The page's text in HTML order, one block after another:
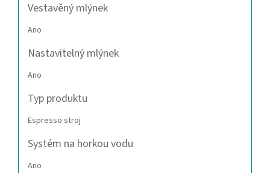
Vestavěný mlýnek
Ano
Nastavitelný mlýnek
Ano
Typ produktu
Espresso stroj
Systém na horkou vodu
Ano